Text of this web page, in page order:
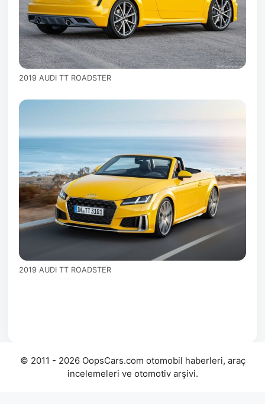
2019 AUDI TT ROADSTER
2019 AUDI TT ROADSTER
© 2011 - 2026 OopsCars.com otomobil haberleri, araç
incelemeleri ve otomotiv arşivi.